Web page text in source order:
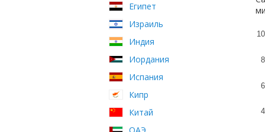
Египет
Израиль
Индия
Иордания
Испания
Кипр
Китай